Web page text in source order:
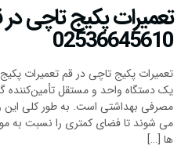
02536645610
تعمیرات پکیج تاچی در قم تعمیرات
یک دستگاه واحد و مستقل تأمین‌کننده
مصرفی بهداشتی است. به طور کلی این
می شوند تا فضای کمتری را نسبت به
ها […]